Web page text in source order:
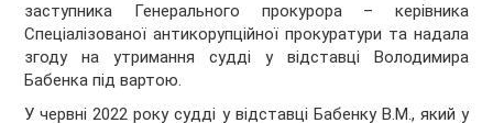
заступника Генерального прокурора – керівника
Спеціалізованої антикорупційної прокуратури та надала
згоду на утримання судді у відставці Володимира
Бабенка під вартою.
У червні 2022 року судді у відставці Бабенку В.М., який у